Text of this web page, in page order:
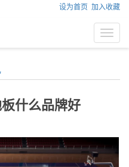
设为首页 加入收藏
什么品牌好